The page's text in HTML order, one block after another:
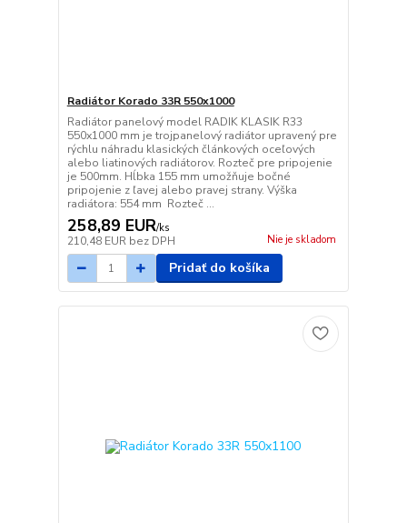
Radiátor Korado 33R 550x1000
Radiátor panelový model RADIK KLASIK R33
550x1000 mm je trojpanelový radiátor upravený pre
rýchlu náhradu klasických článkových oceľových
alebo liatinových radiátorov. Rozteč pre pripojenie
je 500mm. Hĺbka 155 mm umožňuje bočné
pripojenie z ľavej alebo pravej strany. Výška
radiátora: 554 mm Rozteč ...
258,89 EUR/ks
210,48 EUR bez DPH Nie je skladom
Pridať do košíka